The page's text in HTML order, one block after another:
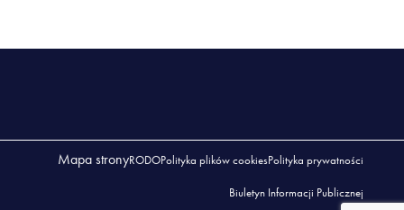
Mapa stronyRODOPolityka plików cookiesPolityka prywatności
Biuletyn Informacji Publicznej